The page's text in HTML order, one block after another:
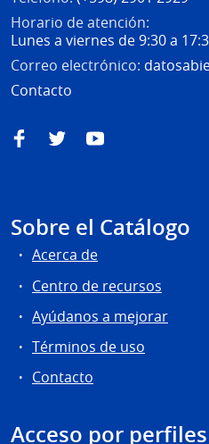
Horario de atención:
Lunes a viernes de 9:30 a
Correo electrónico:
Contacto
FacebookTwitterYouTube
Sobre el Catálogo
Acerca de
Centro de recursos
Ayúdanos a mejorar
Términos de uso
Contacto
Acceso por perfiles